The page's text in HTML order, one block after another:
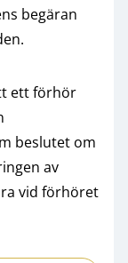
begäran
ett förhör
beslutet om
av
vid förhöret